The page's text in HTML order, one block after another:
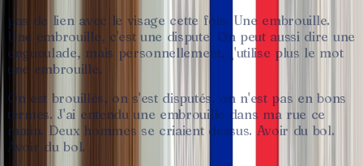
pas de lien avec le visage cette fois. Une embrouille.
Une embrouille, c'est une dispute. On peut aussi dire une
engueulade, mais personnellement, j'utilise plus le mot
une embrouille.
On est brouillés, on s'est disputés, on n'est pas en bons
termes. J'ai entendu une embrouille dans ma rue ce
matin. Deux hommes se criaient dessus. Avoir du bol.
Avoir du bol.